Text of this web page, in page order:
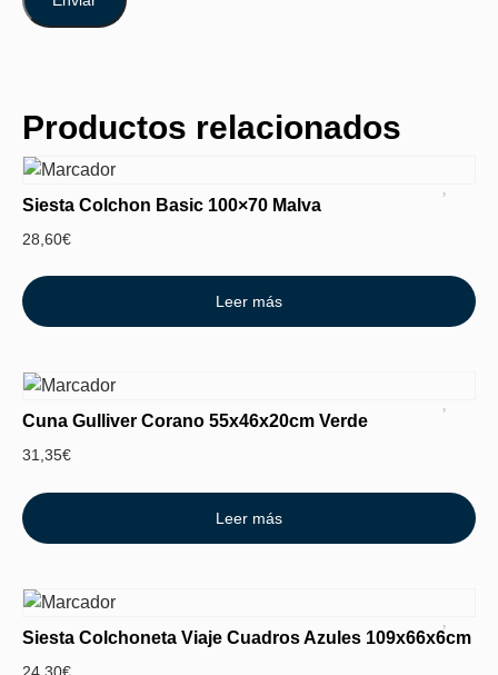
Productos relacionados
Siesta Colchon Basic 100×70 Malva
28,60€
Leer más
Cuna Gulliver Corano 55x46x20cm Verde
31,35€
Leer más
Siesta Colchoneta Viaje Cuadros Azules 109x66x6cm